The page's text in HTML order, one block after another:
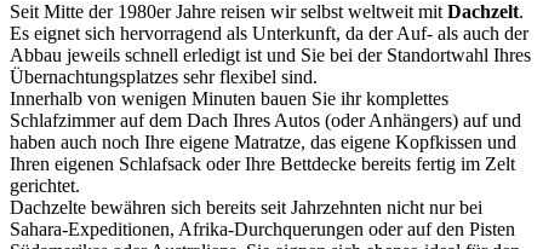
Seit Mitte der 1980er Jahre reisen wir selbst weltweit mit Dachzelt.
Es eignet sich hervorragend als Unterkunft, da der Auf- als auch der
Abbau jeweils schnell erledigt ist und Sie bei der Standortwahl Ihres
Übernachtungsplatzes sehr flexibel sind.
Innerhalb von wenigen Minuten bauen Sie ihr komplettes
Schlafzimmer auf dem Dach Ihres Autos (oder Anhängers) auf und
haben auch noch Ihre eigene Matratze, das eigene Kopfkissen und
Ihren eigenen Schlafsack oder Ihre Bettdecke bereits fertig im Zelt
gerichtet.
Dachzelte bewähren sich bereits seit Jahrzehnten nicht nur bei
Sahara-Expeditionen, Afrika-Durchquerungen oder auf den Pisten